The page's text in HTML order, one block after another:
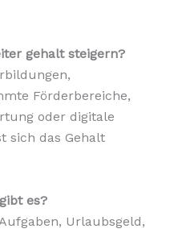
gehalt steigern?
Förderbereiche,
oder digitale
sich das Gehalt
es?
Urlaubsgeld,